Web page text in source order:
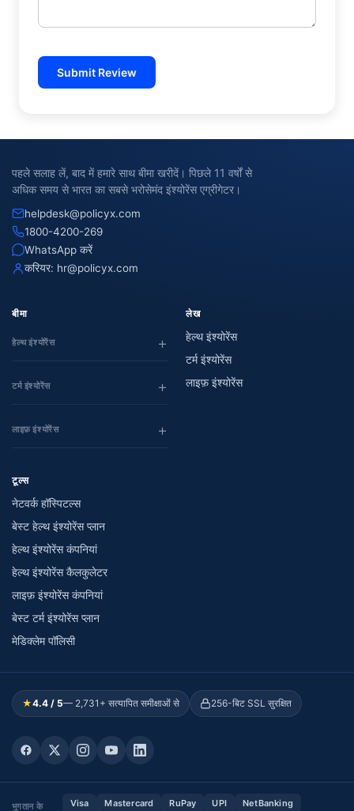
Submit Review
पहले सलाह लें, बाद में हमारे साथ बीमा खरीदें। पिछले 11 वर्षों से
अधिक समय से भारत का सबसे भरोसेमंद इंश्योरेंस एग्रीगेटर।
helpdesk@policyx.com
1800-4200-269
WhatsApp करें
करियर: hr@policyx.com
बीमा
हेल्थ इंश्योरेंस
टर्म इंश्योरेंस
लाइफ़ इंश्योरेंस
लेख
हेल्थ इंश्योरेंस
टर्म इंश्योरेंस
लाइफ़ इंश्योरेंस
टूल्स
नेटवर्क हॉस्पिटल्स
बेस्ट हेल्थ इंश्योरेंस प्लान
हेल्थ इंश्योरेंस कंपनियां
हेल्थ इंश्योरेंस कैलकुलेटर
लाइफ़ इंश्योरेंस कंपनियां
बेस्ट टर्म इंश्योरेंस प्लान
मेडिक्लेम पॉलिसी
★4.4 / 5— 2,731+ सत्यापित समीक्षाओं से 256-बिट SSL सुरक्षित
भुगतान के Visa Mastercard RuPay UPI NetBanking